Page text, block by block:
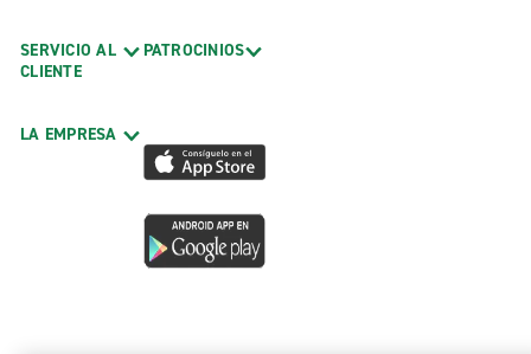
SERVICIO AL
CLIENTE
LA EMPRESA
PATROCINIOS